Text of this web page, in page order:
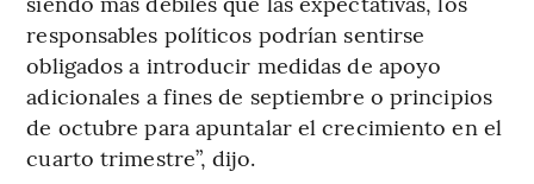
responsables políticos podrían sentirse
obligados a introducir medidas de apoyo
adicionales a fines de septiembre o principios
de octubre para apuntalar el crecimiento en el
cuarto trimestre”, dijo.